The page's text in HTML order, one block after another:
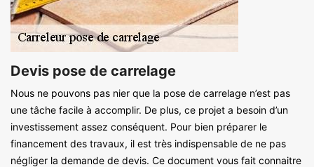
Devis pose de carrelage
Nous ne pouvons pas nier que la pose de carrelage n’est pas
une tâche facile à accomplir. De plus, ce projet a besoin d’un
investissement assez conséquent. Pour bien préparer le
financement des travaux, il est très indispensable de ne pas
négliger la demande de devis. Ce document vous fait connaitre